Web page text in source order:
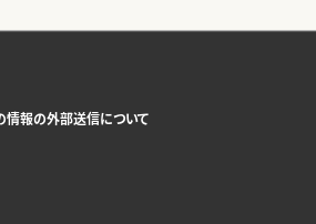
情報の外部送信について